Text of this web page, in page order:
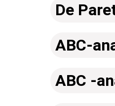
De
ABC-
ABC -